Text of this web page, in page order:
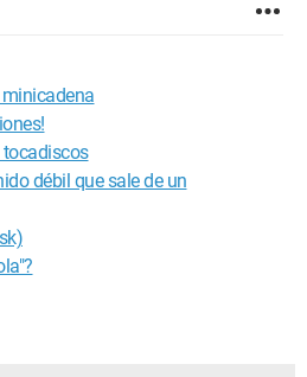
débil que sale de un